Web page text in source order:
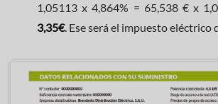
1,05113 x 4,864% = 65,538 € x
3,35€. Ese será el impuesto eléctrico